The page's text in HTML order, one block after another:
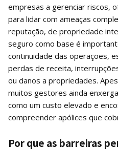
empresas a gerenciar riscos,
para lidar com ameaças
reputação, de propriedade
seguro como base é
continuidade das operações,
perdas de receita,
ou danos a propriedades.
muitos gestores ainda
como um custo elevado e
compreender apólices que
Por que as barreiras